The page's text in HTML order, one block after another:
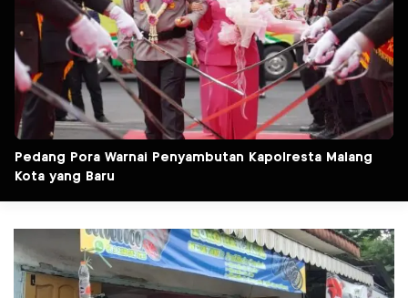
Pedang Pora Warnai Penyambutan Kapolresta Malang
Kota yang Baru